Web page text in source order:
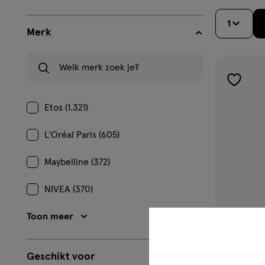
Merk
Etos (1.321)
L'Oréal Paris (605)
Maybelline (372)
NIVEA (370)
Toon meer
Geschikt voor
1